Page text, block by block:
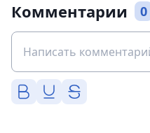
Комментарии 0